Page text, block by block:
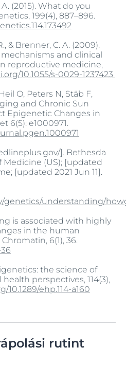
(2015). What do you
199(4), 887–896.
& Brenner, C. A. (2009).
and clinical
reproductive medicine,
10.1055/s-0029-1237423
O, Peters N, Stäb F,
and Chronic Sun
Epigenetic Changes in
6(5): e1000971.
]. Bethesda
Medicine (US); [updated
[updated 2021 Jun 11].
genetics/understanding/
is associated with highly
in the human
6(1), 36.
the science of
perspectives, 114(3),
10.1289/ehp.114-a160
rutint